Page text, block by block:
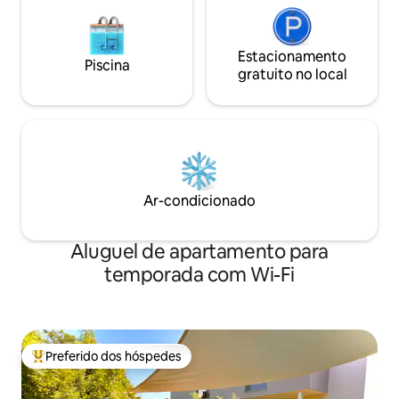
Piscina
Estacionamento
gratuito no local
Ar-condicionado
Aluguel de apartamento para
temporada com Wi-Fi
Entre os melhores preferidos dos hóspedes
Preferido dos hóspedes